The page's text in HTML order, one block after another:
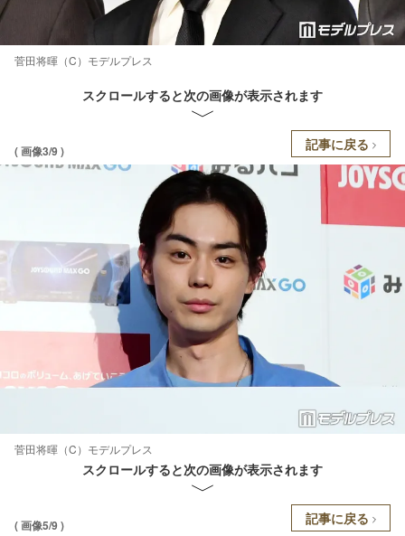
菅田将暉（C）モデルプレス
スクロールすると次の画像が表示されます
( 画像3/9 ) 記事に戻る
菅田将暉（C）モデルプレス
スクロールすると次の画像が表示されます
( 画像5/9 ) 記事に戻る